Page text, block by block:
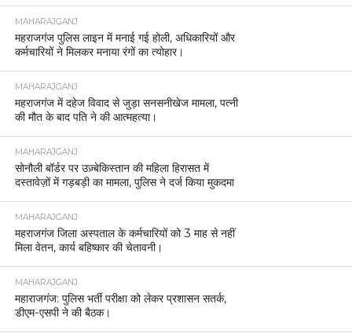
MAHARAJGANJ
महराजगंज पुलिस लाइन में मनाई गई होली, अधिकारियों और
कर्मचारियों ने मिलकर मनाया रंगों का त्योहार।
MAHARAJGANJ
महराजगंज में दहेज विवाद से जुड़ा सनसनीखेज मामला, पत्नी
की मौत के बाद पति ने की आत्महत्या।
MAHARAJGANJ
सोनौली बॉर्डर पर उज़्बेकिस्तान की महिला हिरासत में
दस्तावेज़ों में गड़बड़ी का मामला, पुलिस ने दर्ज किया मुकदमा
MAHARAJGANJ
महराजगंज जिला अस्पताल के कर्मचारियों को 3 माह से नहीं
मिला वेतन, कार्य बहिष्कार की चेतावनी।
MAHARAJGANJ
महाराजगंज: पुलिस भर्ती परीक्षा को लेकर प्रशासन सतर्क,
डीएम-एसपी ने की बैठक।